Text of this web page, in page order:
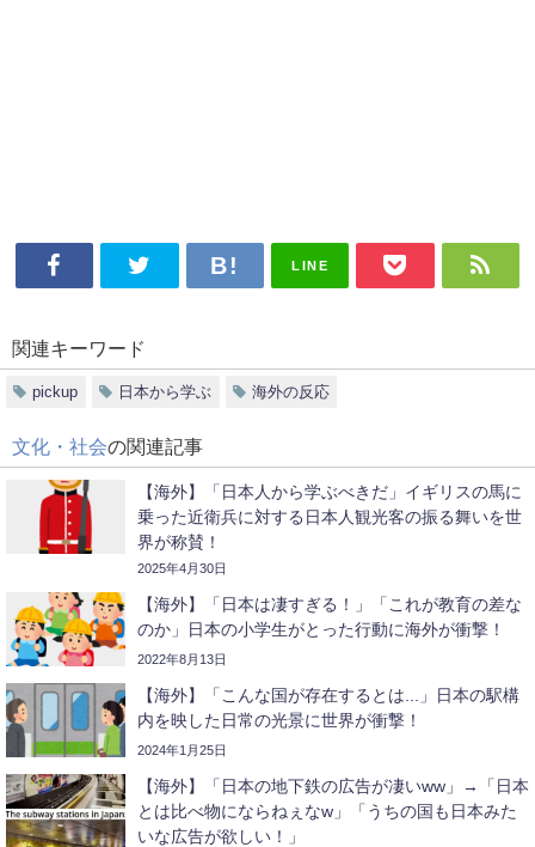
LINE
関連キーワード
pickup 日本から学ぶ 海外の反応
文化・社会の関連記事
【海外】「日本人から学ぶべきだ」イギリスの馬に
乗った近衛兵に対する日本人観光客の振る舞いを世
界が称賛！
2025年4月30日
【海外】「日本は凄すぎる！」「これが教育の差な
のか」日本の小学生がとった行動に海外が衝撃！
2022年8月13日
【海外】「こんな国が存在するとは...」日本の駅構
内を映した日常の光景に世界が衝撃！
2024年1月25日
【海外】「日本の地下鉄の広告が凄いww」→「日本
とは比べ物にならねぇなw」「うちの国も日本みた
いな広告が欲しい！」